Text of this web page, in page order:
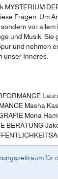
MYSTERIUM
Fragen. Um
vor
und Musik. Sie
und nehmen
unser Inneres.
Masha
Mona
BERATUNG
für